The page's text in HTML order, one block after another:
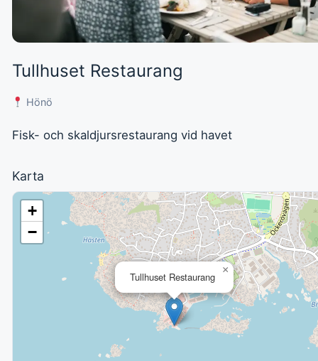
Tullhuset Restaurang
Hönö
Fisk- och skaldjursrestaurang vid havet
Karta
Tullhuset Restaurang
×
+
−